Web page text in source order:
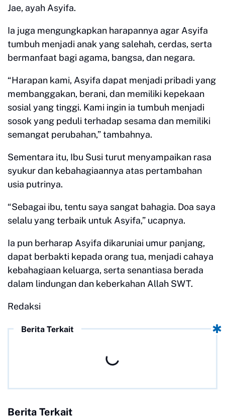
Jae, ayah Asyifa.
Ia juga mengungkapkan harapannya agar Asyifa
tumbuh menjadi anak yang salehah, cerdas, serta
bermanfaat bagi agama, bangsa, dan negara.
“Harapan kami, Asyifa dapat menjadi pribadi yang
membanggakan, berani, dan memiliki kepekaan
sosial yang tinggi. Kami ingin ia tumbuh menjadi
sosok yang peduli terhadap sesama dan memiliki
semangat perubahan,” tambahnya.
Sementara itu, Ibu Susi turut menyampaikan rasa
syukur dan kebahagiaannya atas pertambahan
usia putrinya.
“Sebagai ibu, tentu saya sangat bahagia. Doa saya
selalu yang terbaik untuk Asyifa,” ucapnya.
Ia pun berharap Asyifa dikaruniai umur panjang,
dapat berbakti kepada orang tua, menjadi cahaya
kebahagiaan keluarga, serta senantiasa berada
dalam lindungan dan keberkahan Allah SWT.
Redaksi
Berita Terkait
Berita Terkait